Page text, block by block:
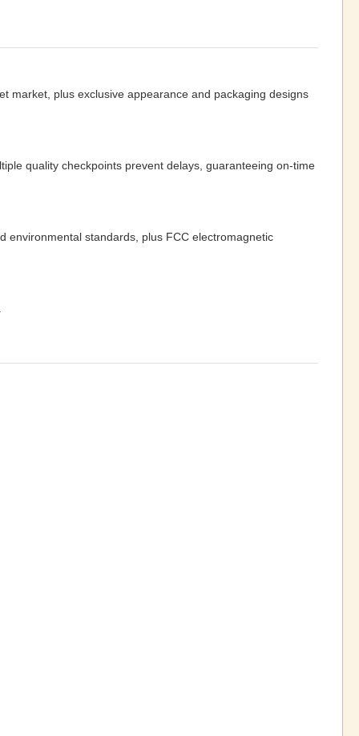
market, plus exclusive appearance and packaging designs
quality checkpoints prevent delays, guaranteeing on-time
environmental standards, plus FCC electromagnetic